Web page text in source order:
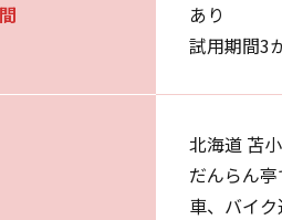
あり
試用期間3
北海道 苫
だんらん
車、バイ